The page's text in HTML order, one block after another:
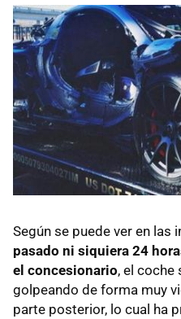
Según se puede ver en las
pasado ni siquiera 24
el concesionario, el coche
golpeando de forma muy
parte posterior, lo cual ha